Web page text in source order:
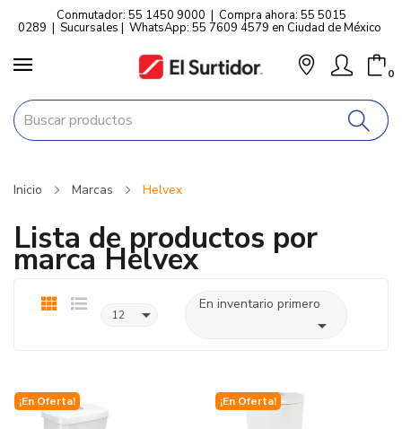
Conmutador: 55 1450 9000 | Compra ahora: 55 5015
0289 | Sucursales | WhatsApp: 55 7609 4579 en Ciudad de México
0
Inicio Marcas Helvex
Lista de productos por
marca Helvex
12 
En inventario primero

¡En Oferta! ¡En Oferta!